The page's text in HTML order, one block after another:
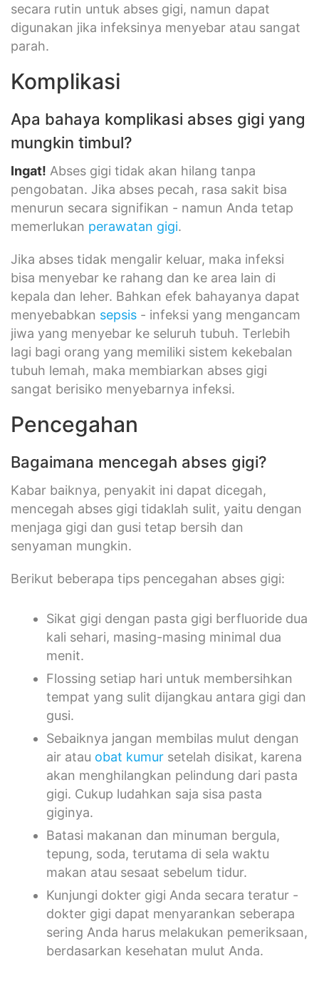
secara rutin untuk abses gigi, namun dapat
digunakan jika infeksinya menyebar atau sangat
parah.
Komplikasi
Apa bahaya komplikasi abses gigi yang
mungkin timbul?
Ingat! Abses gigi tidak akan hilang tanpa
pengobatan. Jika abses pecah, rasa sakit bisa
menurun secara signifikan - namun Anda tetap
memerlukan perawatan gigi.
Jika abses tidak mengalir keluar, maka infeksi
bisa menyebar ke rahang dan ke area lain di
kepala dan leher. Bahkan efek bahayanya dapat
menyebabkan sepsis - infeksi yang mengancam
jiwa yang menyebar ke seluruh tubuh. Terlebih
lagi bagi orang yang memiliki sistem kekebalan
tubuh lemah, maka membiarkan abses gigi
sangat berisiko menyebarnya infeksi.
Pencegahan
Bagaimana mencegah abses gigi?
Kabar baiknya, penyakit ini dapat dicegah,
mencegah abses gigi tidaklah sulit, yaitu dengan
menjaga gigi dan gusi tetap bersih dan
senyaman mungkin.
Berikut beberapa tips pencegahan abses gigi:
Sikat gigi dengan pasta gigi berfluoride dua
kali sehari, masing-masing minimal dua
menit.
Flossing setiap hari untuk membersihkan
tempat yang sulit dijangkau antara gigi dan
gusi.
Sebaiknya jangan membilas mulut dengan
air atau obat kumur setelah disikat, karena
akan menghilangkan pelindung dari pasta
gigi. Cukup ludahkan saja sisa pasta
giginya.
Batasi makanan dan minuman bergula,
tepung, soda, terutama di sela waktu
makan atau sesaat sebelum tidur.
Kunjungi dokter gigi Anda secara teratur -
dokter gigi dapat menyarankan seberapa
sering Anda harus melakukan pemeriksaan,
berdasarkan kesehatan mulut Anda.